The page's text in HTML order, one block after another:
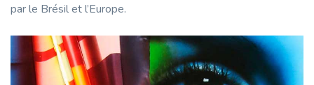
par le Brésil et l’Europe.